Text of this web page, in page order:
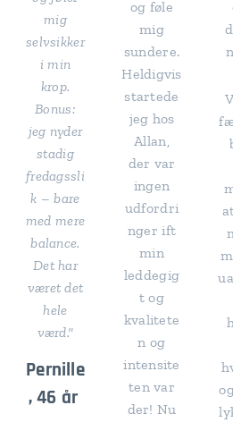
mig
selvsikker
i min
krop.
Bonus:
jeg nyder
stadig
fredagssli
k – bare
med mere
balance.
Det har
været det
hele
værd."
Pernille
, 46 år
og føle
mig
sundere.
Heldigvis
startede
jeg hos
Allan,
der var
ingen
udfordri
nger ift
min
leddegig
t og
kvalitete
n og
intensite
ten var
der! Nu